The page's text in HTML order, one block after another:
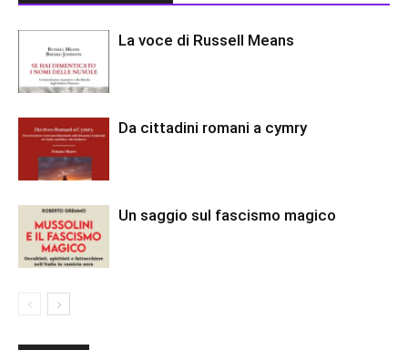
La voce di Russell Means
Da cittadini romani a cymry
Un saggio sul fascismo magico